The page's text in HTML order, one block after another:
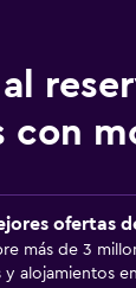
con
ofertas
más de 3
y alojamientos